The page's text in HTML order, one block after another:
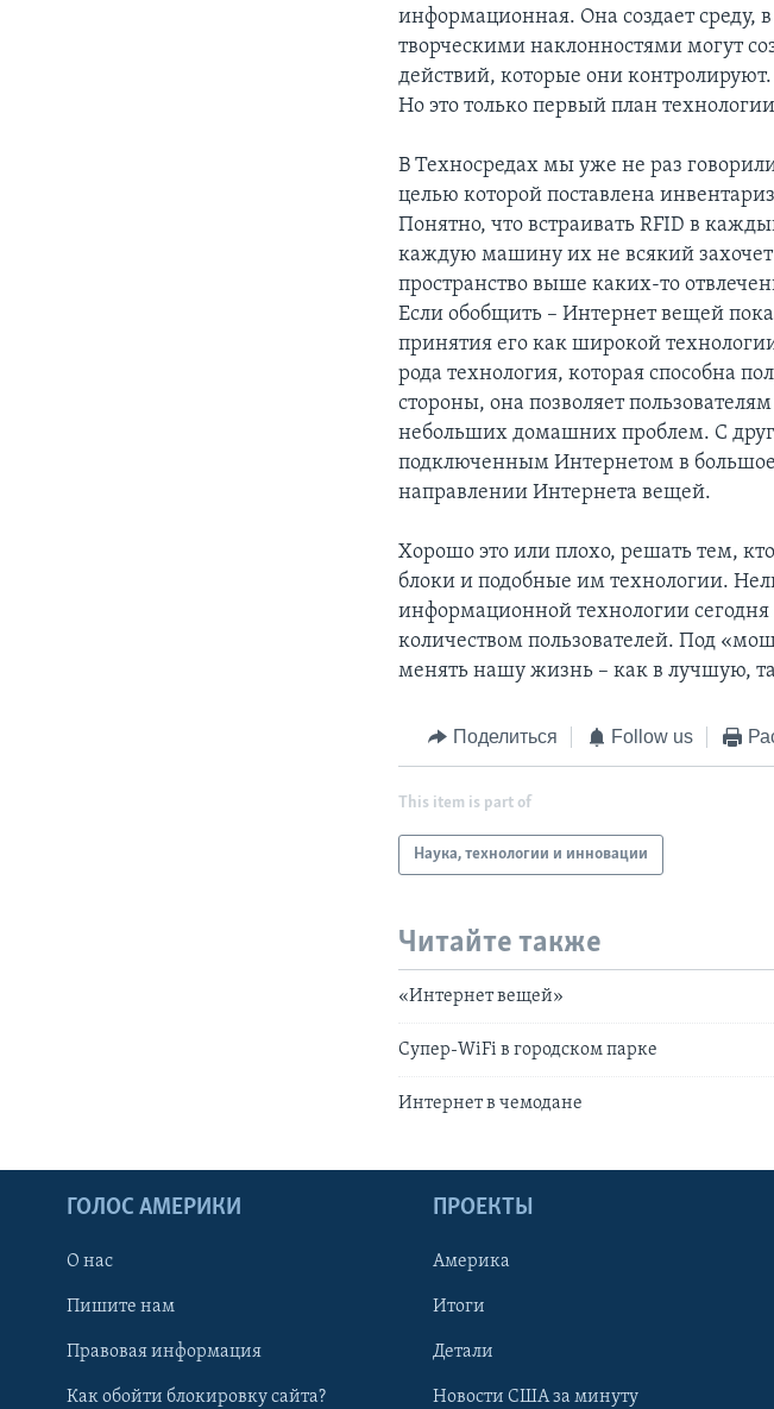
информационная. Она создает
творческими наклонностями могут
действий, которые они контролируют.
Но это только первый план
В Техносредах мы уже не раз
целью которой поставлена
Понятно, что встраивать RFID в
каждую машину их не всякий захочет
пространство выше каких-то
Если обобщить – Интернет вещей
принятия его как широкой
рода технология, которая способна
стороны, она позволяет
небольших домашних проблем. С
подключенным Интернетом в
направлении Интернета вещей.
Хорошо это или плохо, решать тем,
блоки и подобные им технологии.
информационной технологии сегодня
количеством пользователей. Под
менять нашу жизнь – как в лучшую,
Поделиться Follow us
This item is part of
Наука, технологии и инновации
Читайте также
«Интернет вещей»
Супер-WiFi в городском парке
Интернет в чемодане
ГОЛОС АМЕРИКИ
О нас
Пишите нам
Правовая информация
Как обойти блокировку сайта?
ПРОЕКТЫ
Америка
Итоги
Детали
Новости США за минуту